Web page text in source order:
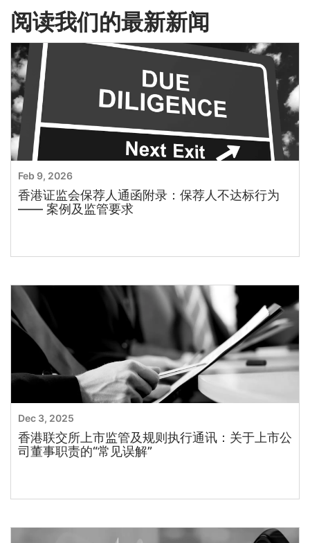
阅读我们的最新新闻
香港证监会保荐人通函附录：保荐人不达标行为
—— 案例及监管要求
Feb 9, 2026
香港联交所上市监管及规则执行通讯：关于上市公
司董事职责的“常见误解”
Dec 3, 2025